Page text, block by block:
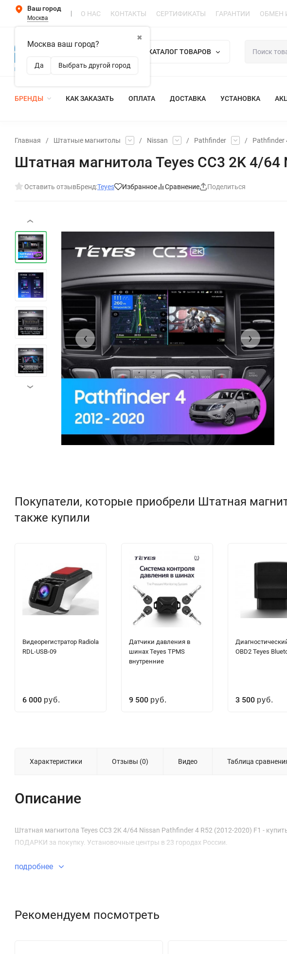
Ваш город
Москва
✖
Москва ваш город?
Да Выбрать другой город
О НАС КОНТАКТЫ СЕРТИФИКАТЫ ГАРАНТИИ ОБМЕН
КАТАЛОГ ТОВАРОВ
БРЕНДЫ КАК ЗАКАЗАТЬ ОПЛАТА ДОСТАВКА УСТАНОВКА
Главная / Штатные магнитолы / Nissan / Pathfinder / Pathfinder
Штатная магнитола Teyes CC3 2K 4/
Оставить отзывБренд:Teyes Избранное Сравнение Поделиться
‹ ›
‹
›
Покупатели, которые приобрели Штатная
также купили
Видеорегистратор Radiola
RDL-USB-09
6 000 руб.
Датчики давления в
шинах Teyes TPMS
внутренние
9 500 руб.
OBD2 Teyes
3 500 руб.
Характеристики Отзывы (0) Видео Таблица
Описание
Штатная магнитола Teyes CC3 2K 4/64 Nissan Pathfinder 4 R52 (2012-2020) F1 -
ПОДАРКИ за покупку. Установочные центры в 23 городах России.
подробнее
Рекомендуем посмотреть